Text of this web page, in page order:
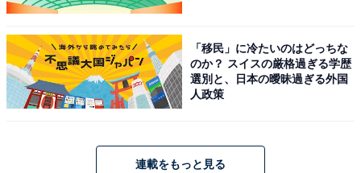
人は『昔の友だちとカラオケで徹夜しちゃった』とか
『友だちの家で飲み明かした』なんて言ってますが、も
ともとそんなにお酒を飲むほうでもないし。僕の友人た
ちは、それは浮気じゃないかと心配してくれますが、ま
「移民」に冷たいのはどっちな
のか？ スイスの厳格過ぎる学歴
選別と、日本の曖昧過ぎる外国
人政策
連載をもっと見る